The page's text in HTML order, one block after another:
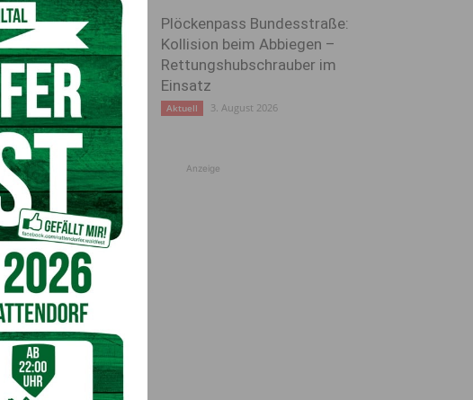
Plöckenpass Bundesstraße:
Kollision beim Abbiegen –
Rettungshubschrauber im
Einsatz
Aktuell 3. August 2026
Anzeige